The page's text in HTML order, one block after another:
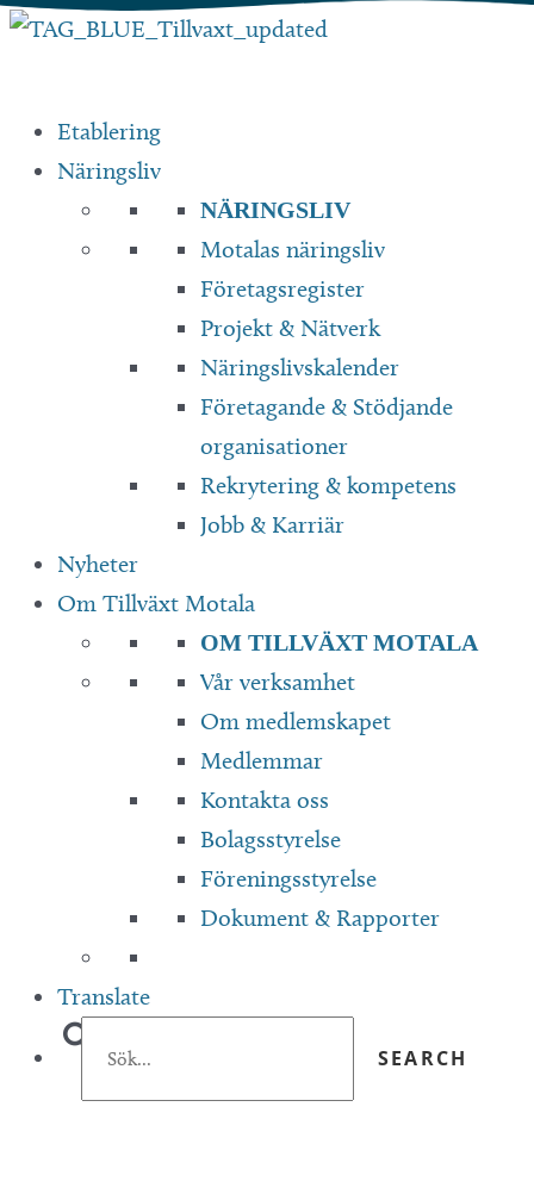
Hoppa
Etablering
Näringsliv
NÄRINGSLIV
Motalas näringsliv
Företagsregister
Projekt & Nätverk
Näringslivskalender
Företagande & Stödjande
organisationer
Rekrytering & kompetens
Jobb & Karriär
Nyheter
Om Tillväxt Motala
OM TILLVÄXT MOTALA
Vår verksamhet
Om medlemskapet
Medlemmar
Kontakta oss
Bolagsstyrelse
Föreningsstyrelse
Dokument & Rapporter
Translate